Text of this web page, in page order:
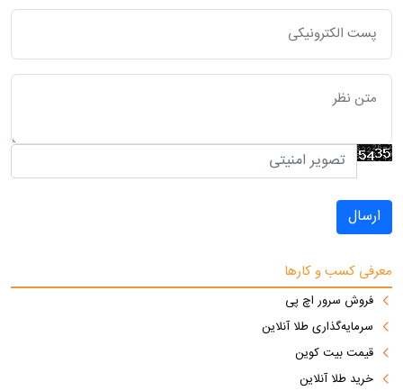
ارسال
معرفی کسب و کارها
فروش سرور اچ پی
سرمایه‌گذاری طلا آنلاین
قیمت بیت کوین
خرید طلا آنلاین